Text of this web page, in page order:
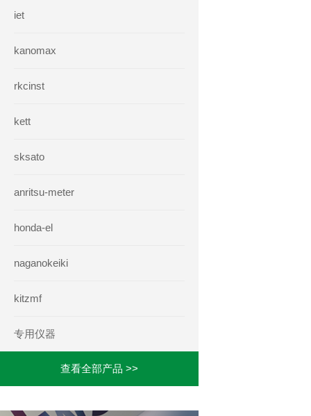
iet
kanomax
rkcinst
kett
sksato
anritsu-meter
honda-el
naganokeiki
kitzmf
专用仪器
查看全部产品 >>